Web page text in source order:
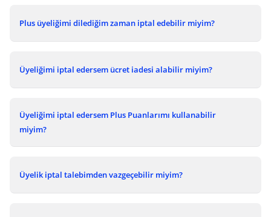
Plus üyeliğimi dilediğim zaman iptal edebilir miyim?
Üyeliğimi iptal edersem ücret iadesi alabilir miyim?
Üyeliğimi iptal edersem Plus Puanlarımı kullanabilir
miyim?
Üyelik iptal talebimden vazgeçebilir miyim?